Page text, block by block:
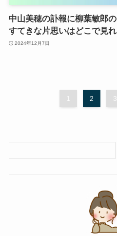
中山美穂の訃報に柳葉敏郎
すてきな片思いはどこで見れ
2024年12月7日
1 2 3